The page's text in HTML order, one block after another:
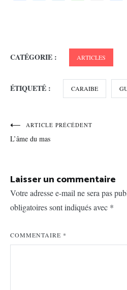
CATÉGORIE : ARTICLES
ÉTIQUETÉ : CARAIBE
Navigation
de
ARTICLE PRÉCÉDENT
L’âme du mas
Laisser un commentaire
Votre adresse e-mail ne sera pas
obligatoires sont indiqués avec *
COMMENTAIRE *